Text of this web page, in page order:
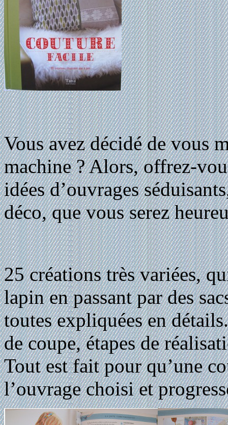
Vous avez décidé de vous
machine ? Alors, offrez-
idées d’ouvrages
déco, que vous serez
25 créations très variées,
lapin en passant par des
toutes expliquées en
de coupe, étapes de
Tout est fait pour qu’une
l’ouvrage choisi et